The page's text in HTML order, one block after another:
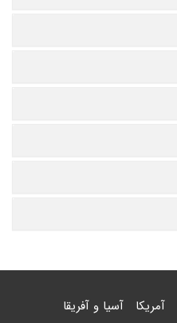
آمریکا آسیا و آفریقا